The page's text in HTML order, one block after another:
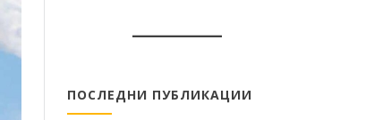
ПОСЛЕДНИ ПУБЛИКАЦИИ